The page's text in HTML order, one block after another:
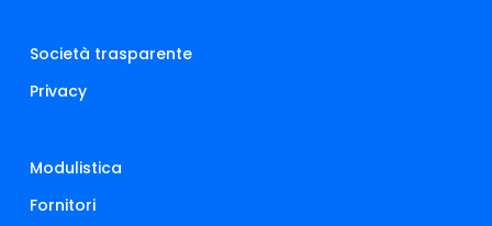
Società trasparente
Privacy
Modulistica
Fornitori